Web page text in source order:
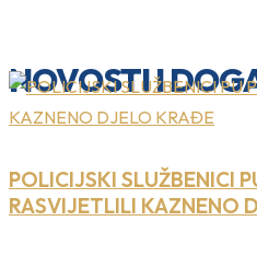
NOVOSTI I
POLICIJSKI SLUŽBENICI
RASVIJETLILI KAZNENO